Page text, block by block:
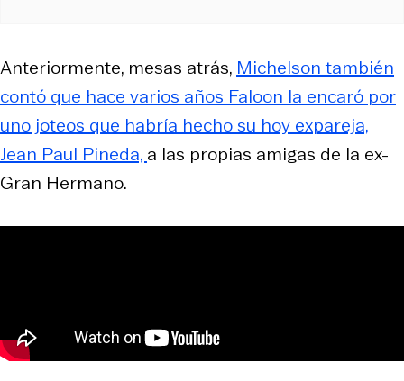
Anteriormente, mesas atrás, Michelson también
contó que hace varios años Faloon la encaró por
uno joteos que habría hecho su hoy expareja,
Jean Paul Pineda, a las propias amigas de la ex-
Gran Hermano.